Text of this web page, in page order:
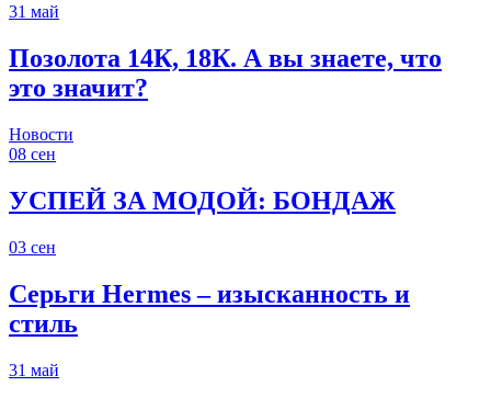
31 май
Позолота 14К, 18К. А вы знаете, что
это значит?
Новости
08 сен
УСПЕЙ ЗА МОДОЙ: БОНДАЖ
03 сен
Серьги Hermes – изысканность и
стиль
31 май